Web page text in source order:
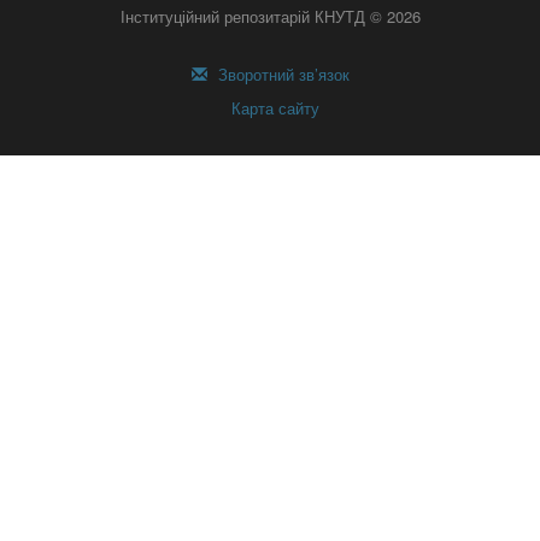
Інституційний репозитарій КНУТД © 2026
Зворотний зв’язок
Карта сайту